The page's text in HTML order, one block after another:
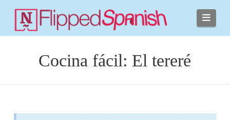
Cocina fácil: El tereré